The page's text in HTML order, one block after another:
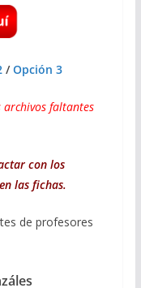
/Opción 3
archivos faltantes
con los
las fichas.
de profesores